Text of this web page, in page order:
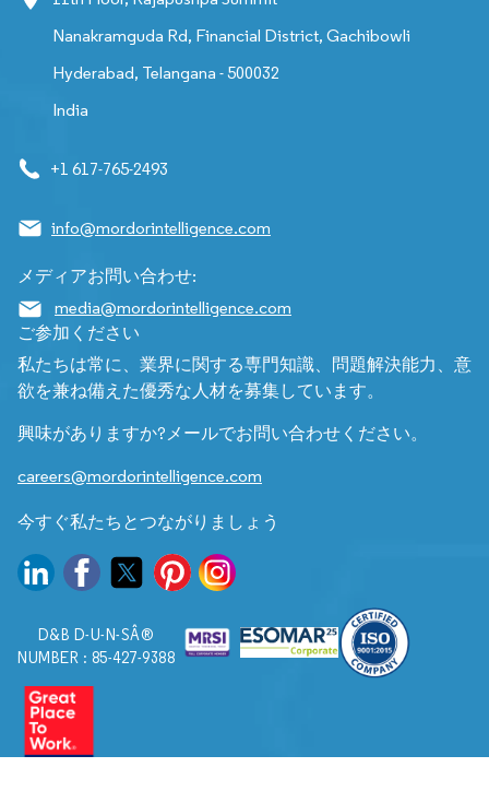
Nanakramguda Rd, Financial District, Gachibowli
Hyderabad, Telangana - 500032
India
+1 617-765-2493
info@mordorintelligence.com
メディアお問い合わせ:
media@mordorintelligence.com
ご参加ください
私たちは常に、業界に関する専門知識、問題解決能力、意
欲を兼ね備えた優秀な人材を募集しています。
興味がありますか?メールでお問い合わせください。
careers@mordorintelligence.com
今すぐ私たちとつながりましょう
D&B D-U-N-SÂ®
NUMBER : 85-427-9388